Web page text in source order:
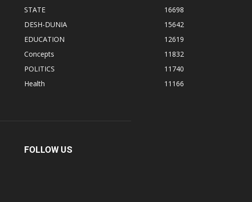
STATE
16698
DESH-DUNIA
15642
EDUCATION
12619
Concepts
11832
POLITICS
11740
Health
11166
FOLLOW US